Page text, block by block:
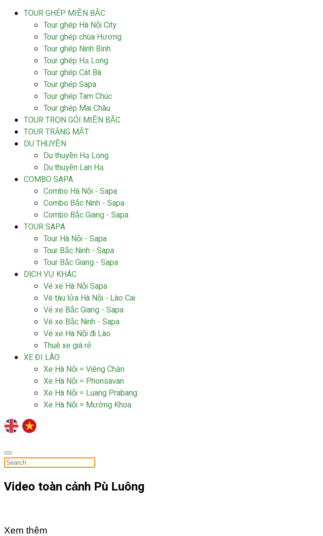
TOUR GHÉP MIỀN BẮC
Tour ghép Hà Nội City
Tour ghép chùa Hương
Tour ghép Ninh Bình
Tour ghép Hạ Long
Tour ghép Cát Bà
Tour ghép Sapa
Tour ghép Tam Chúc
Tour ghép Mai Châu
TOUR TRỌN GÓI MIỀN BẮC
TOUR TRĂNG MẬT
DU THUYỀN
Du thuyền Hạ Long
Du thuyền Lan Hạ
COMBO SAPA
Combo Hà Nội - Sapa
Combo Bắc Ninh - Sapa
Combo Bắc Giang - Sapa
TOUR SAPA
Tour Hà Nội - Sapa
Tour Bắc Ninh - Sapa
Tour Bắc Giang - Sapa
DỊCH VỤ KHÁC
Vé xe Hà Nội Sapa
Vé tàu lửa Hà Nội - Lào Cai
Vé xe Bắc Giang - Sapa
Vé xe Bắc Ninh - Sapa
Vé xe Hà Nội đi Lào
Thuê xe giá rẻ
XE ĐI LÀO
Xe Hà Nội = Viêng Chăn
Xe Hà Nội = Phonsavan
Xe Hà Nội = Luang Prabang
Xe Hà Nội = Mường Khoa
Video toàn cảnh Pù Luông
Xem thêm